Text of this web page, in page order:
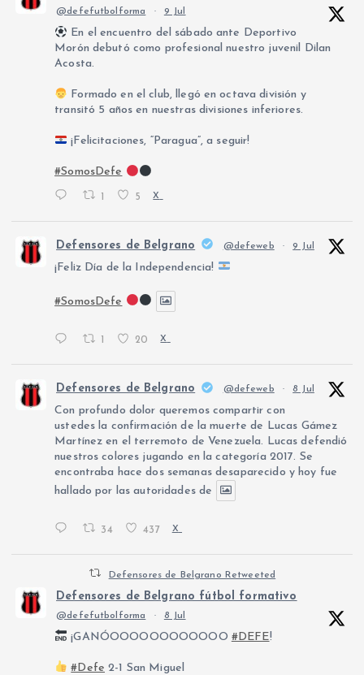
@defefutbolforma · 9 Jul
En el encuentro del sábado ante Deportivo
Morón debutó como profesional nuestro juvenil Dilan
Acosta.
Formado en el club, llegó en octava división y
transitó 5 años en nuestras divisiones inferiores.
¡Felicitaciones, “Paragua”, a seguir!
#SomosDefe
1 5 X
Defensores de Belgrano @defeweb · 9 Jul
¡Feliz Día de la Independencia!
#SomosDefe
20 X
Defensores de Belgrano @defeweb · 8 Jul
Con profundo dolor queremos compartir con
ustedes la confirmación de la muerte de Lucas Gámez
Martínez en el terremoto de Venezuela. Lucas defendió
nuestros colores jugando en la categoría 2017. Se
encontraba hace dos semanas desaparecido y hoy fue
hallado por las autoridades de
34 437 X
Defensores de Belgrano Retweeted
Defensores de Belgrano fútbol formativo
@defefutbolforma · 8 Jul
¡GANÓOOOOOOOOOOOO #DEFE!
#Defe 2-1 San Miguel